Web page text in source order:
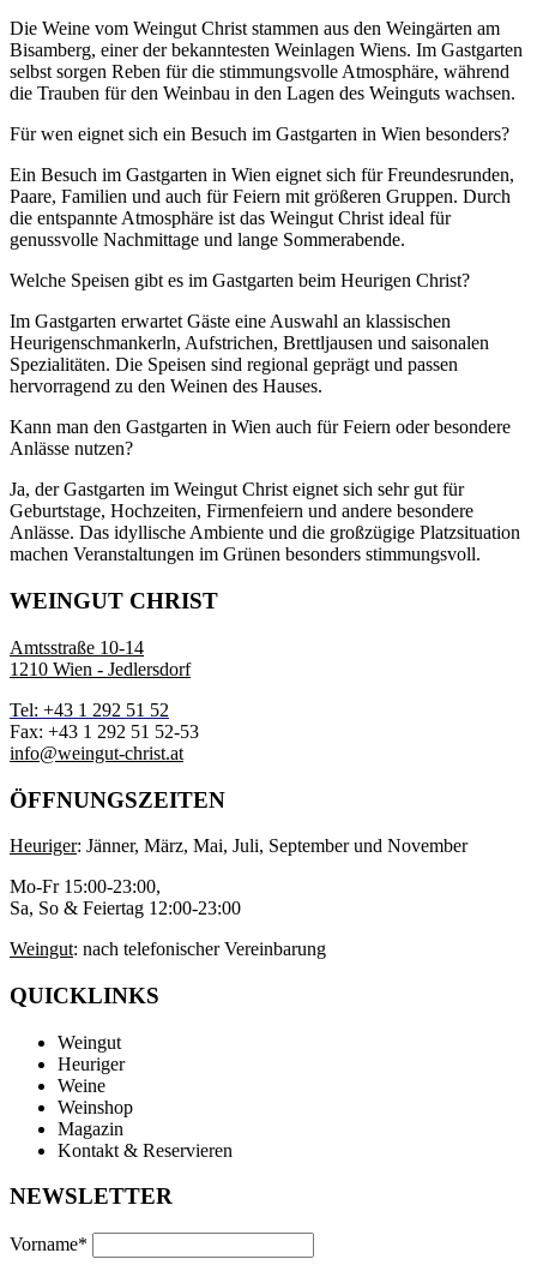
Die Weine vom Weingut Christ stammen aus den Weingärten am
Bisamberg, einer der bekanntesten Weinlagen Wiens. Im Gastgarten
selbst sorgen Reben für die stimmungsvolle Atmosphäre, während
die Trauben für den Weinbau in den Lagen des Weinguts wachsen.
Für wen eignet sich ein Besuch im Gastgarten in Wien besonders?
Ein Besuch im Gastgarten in Wien eignet sich für Freundesrunden,
Paare, Familien und auch für Feiern mit größeren Gruppen. Durch
die entspannte Atmosphäre ist das Weingut Christ ideal für
genussvolle Nachmittage und lange Sommerabende.
Welche Speisen gibt es im Gastgarten beim Heurigen Christ?
Im Gastgarten erwartet Gäste eine Auswahl an klassischen
Heurigenschmankerln, Aufstrichen, Brettljausen und saisonalen
Spezialitäten. Die Speisen sind regional geprägt und passen
hervorragend zu den Weinen des Hauses.
Kann man den Gastgarten in Wien auch für Feiern oder besondere
Anlässe nutzen?
Ja, der Gastgarten im Weingut Christ eignet sich sehr gut für
Geburtstage, Hochzeiten, Firmenfeiern und andere besondere
Anlässe. Das idyllische Ambiente und die großzügige Platzsituation
machen Veranstaltungen im Grünen besonders stimmungsvoll.
WEINGUT CHRIST
Amtsstraße 10-14
1210 Wien - Jedlersdorf
Tel: +43 1 292 51 52
Fax: +43 1 292 51 52-53
info@weingut-christ.at
ÖFFNUNGSZEITEN
Heuriger: Jänner, März, Mai, Juli, September und November
Mo-Fr 15:00-23:00,
Sa, So & Feiertag 12:00-23:00
Weingut: nach telefonischer Vereinbarung
QUICKLINKS
Weingut
Heuriger
Weine
Weinshop
Magazin
Kontakt & Reservieren
NEWSLETTER
Vorname*